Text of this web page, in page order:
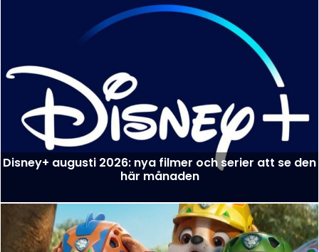
Disney+ augusti 2026: nya filmer och serier att se den
här månaden